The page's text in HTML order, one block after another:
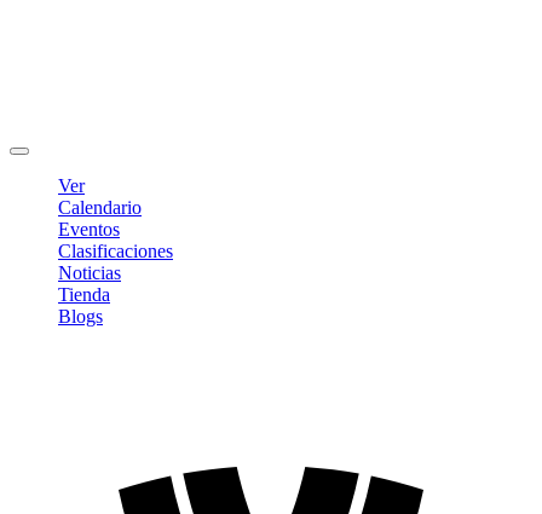
Ver
Calendario
Eventos
Clasificaciones
Noticias
Tienda
Blogs